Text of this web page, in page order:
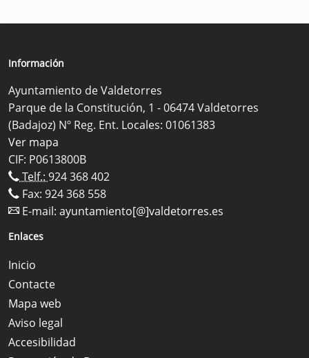
Información
Ayuntamiento de Valdetorres
Parque de la Constitución, 1 - 06474 Valdetorres
(Badajoz) Nº Reg. Ent. Locales: 01061383
Ver mapa
CIF: P0613800B
Telf.: 924 368 402
Fax: 924 368 558
E-mail: ayuntamiento[@]valdetorres.es
Enlaces
Inicio
Contacte
Mapa web
Aviso legal
Accesibilidad